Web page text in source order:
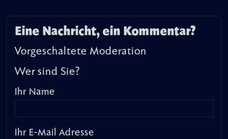
Eine Nachricht, ein Kommentar?
Vorgeschaltete Moderation
Wer sind Sie?
Ihr Name
Ihr E-Mail Adresse